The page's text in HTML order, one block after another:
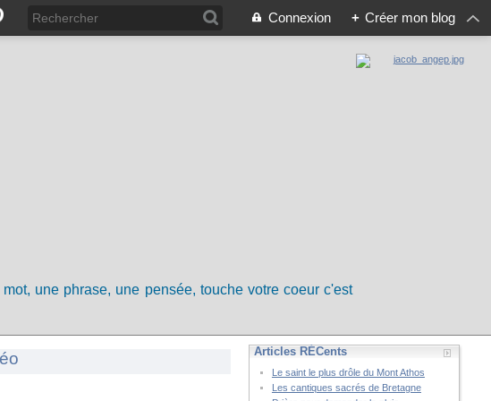
Connexion + Créer mon blog
une phrase, une pensée, touche votre coeur c'est
Articles RÉCents
Le saint le plus drôle du Mont Athos
Les cantiques sacrés de Bretagne